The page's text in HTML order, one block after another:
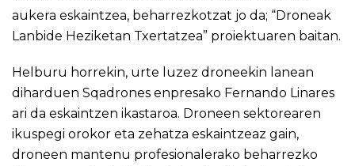
aukera eskaintzea, beharrezkotzat jo da; “Droneak
Lanbide Heziketan Txertatzea” proiektuaren baitan.
Helburu horrekin, urte luzez droneekin lanean
diharduen Sqadrones enpresako Fernando Linares
ari da eskaintzen ikastaroa. Droneen sektorearen
ikuspegi orokor eta zehatza eskaintzeaz gain,
droneen mantenu profesionalerako beharrezko